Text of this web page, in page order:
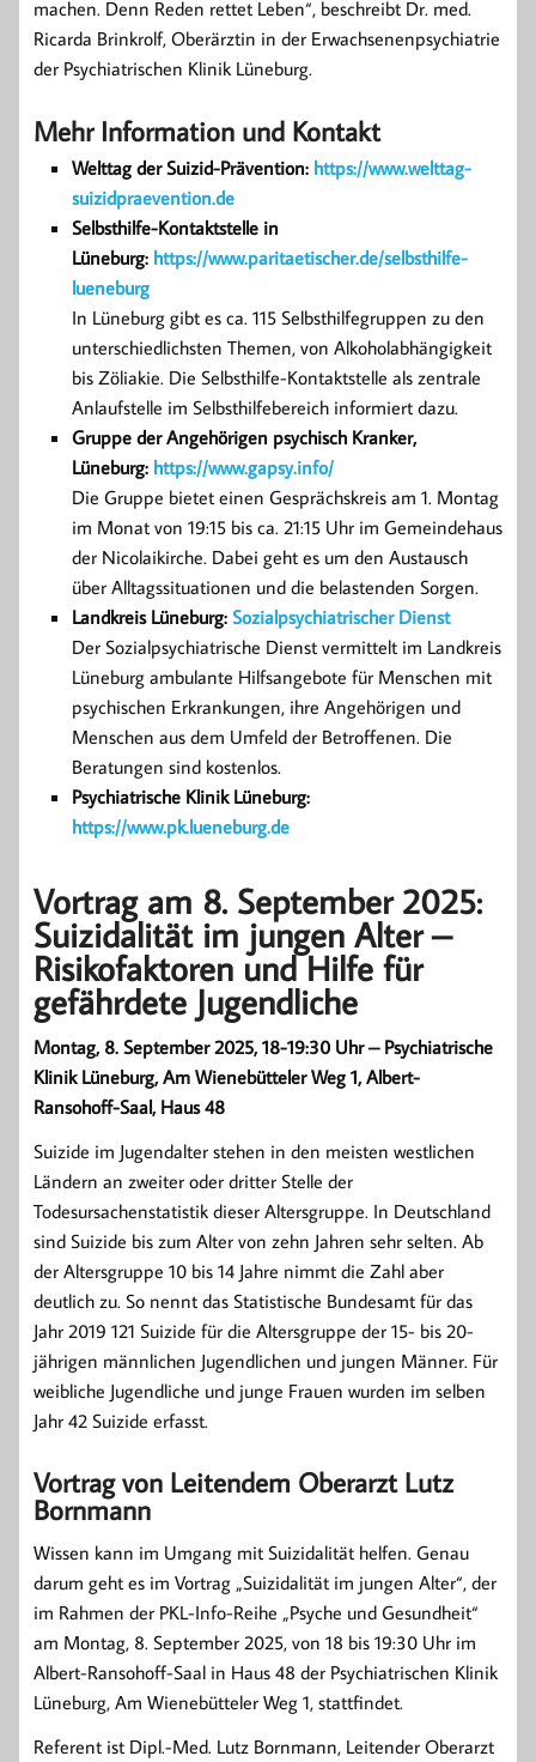
machen. Denn Reden rettet Leben“, beschreibt Dr. med.
Ricarda Brinkrolf, Oberärztin in der Erwachsenenpsychiatrie
der Psychiatrischen Klinik Lüneburg.
Mehr Information und Kontakt
Welttag der Suizid-Prävention: https://www.welttag-
suizidpraevention.de
Selbsthilfe-Kontaktstelle in
Lüneburg: https://www.paritaetischer.de/selbsthilfe-
lueneburg
In Lüneburg gibt es ca. 115 Selbsthilfegruppen zu den
unterschiedlichsten Themen, von Alkoholabhängigkeit
bis Zöliakie. Die Selbsthilfe-Kontaktstelle als zentrale
Anlaufstelle im Selbsthilfebereich informiert dazu.
Gruppe der Angehörigen psychisch Kranker,
Lüneburg: https://www.gapsy.info/
Die Gruppe bietet einen Gesprächskreis am 1. Montag
im Monat von 19:15 bis ca. 21:15 Uhr im Gemeindehaus
der Nicolaikirche. Dabei geht es um den Austausch
über Alltagssituationen und die belastenden Sorgen.
Landkreis Lüneburg: Sozialpsychiatrischer Dienst
Der Sozialpsychiatrische Dienst vermittelt im Landkreis
Lüneburg ambulante Hilfsangebote für Menschen mit
psychischen Erkrankungen, ihre Angehörigen und
Menschen aus dem Umfeld der Betroffenen. Die
Beratungen sind kostenlos.
Psychiatrische Klinik Lüneburg:
https://www.pk.lueneburg.de
Vortrag am 8. September 2025:
Suizidalität im jungen Alter –
Risikofaktoren und Hilfe für
gefährdete Jugendliche
Montag, 8. September 2025, 18-19:30 Uhr – Psychiatrische
Klinik Lüneburg, Am Wienebütteler Weg 1, Albert-
Ransohoff-Saal, Haus 48
Suizide im Jugendalter stehen in den meisten westlichen
Ländern an zweiter oder dritter Stelle der
Todesursachenstatistik dieser Altersgruppe. In Deutschland
sind Suizide bis zum Alter von zehn Jahren sehr selten. Ab
der Altersgruppe 10 bis 14 Jahre nimmt die Zahl aber
deutlich zu. So nennt das Statistische Bundesamt für das
Jahr 2019 121 Suizide für die Altersgruppe der 15- bis 20-
jährigen männlichen Jugendlichen und jungen Männer. Für
weibliche Jugendliche und junge Frauen wurden im selben
Jahr 42 Suizide erfasst.
Vortrag von Leitendem Oberarzt Lutz
Bornmann
Wissen kann im Umgang mit Suizidalität helfen. Genau
darum geht es im Vortrag „Suizidalität im jungen Alter“, der
im Rahmen der PKL-Info-Reihe „Psyche und Gesundheit“
am Montag, 8. September 2025, von 18 bis 19:30 Uhr im
Albert-Ransohoff-Saal in Haus 48 der Psychiatrischen Klinik
Lüneburg, Am Wienebütteler Weg 1, stattfindet.
Referent ist Dipl.-Med. Lutz Bornmann, Leitender Oberarzt